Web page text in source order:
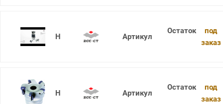
XMR01-063-A27-SD12-06
под
заказ
XMR01-063-A27-WP08-04
под
заказ